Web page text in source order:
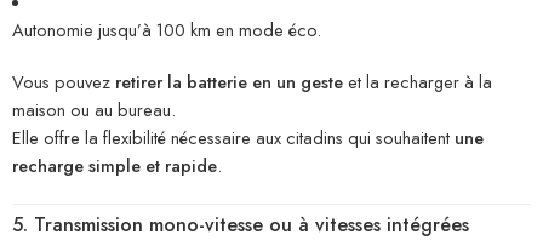
Autonomie jusqu’à 100 km en mode éco.
Vous pouvez retirer la batterie en un gesteet la recharger à la
maison ou au bureau.
Elle offre la flexibilité nécessaire aux citadins qui souhaitent une
recharge simple et rapide.
5. Transmission mono-vitesse ou à vitesses intégrées